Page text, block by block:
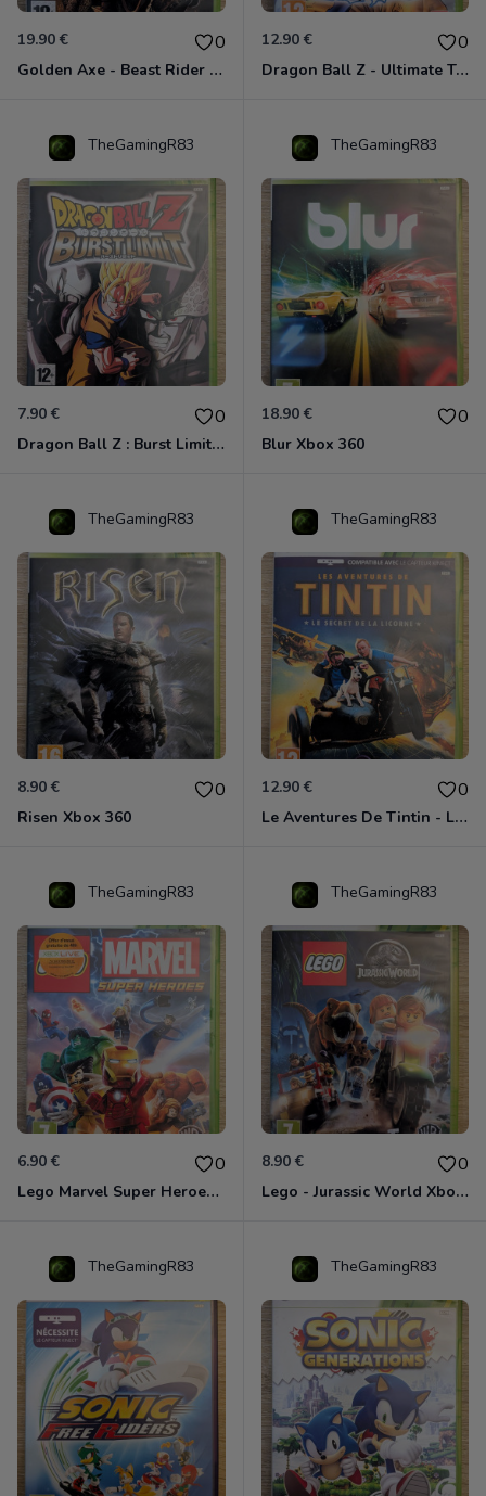
19.90 € 0
Golden Axe - Beast Rider Xbox 360
12.90 € 0
Dragon Ball Z - Ultimate Tenkaichi Xbox 360
TheGamingR83
7.90 € 0
Dragon Ball Z : Burst Limit Xbox 360
TheGamingR83
18.90 € 0
Blur Xbox 360
TheGamingR83
8.90 € 0
Risen Xbox 360
TheGamingR83
12.90 € 0
Le Aventures De Tintin - Le Secret De La Licorne Xbox 360
TheGamingR83
6.90 € 0
Lego Marvel Super Heroes Xbox 360
TheGamingR83
8.90 € 0
Lego - Jurassic World Xbox 360
TheGamingR83 TheGamingR83